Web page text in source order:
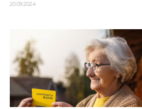
20.09.2024